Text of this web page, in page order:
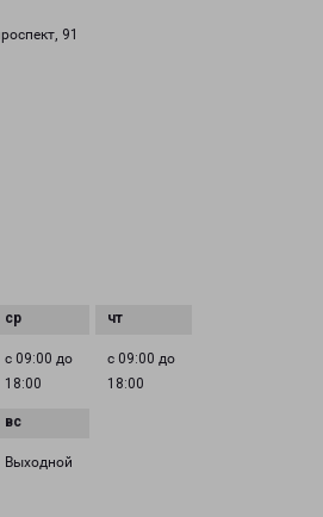
91
с 09:00 до
18:00
с 09:00 до
18:00
Выходной